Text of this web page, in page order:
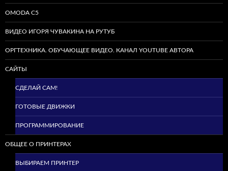
OMODA C5
ВИДЕО ИГОРЯ ЧУВАКИНА НА РУТУБ
ОРГТЕХНИКА. ОБУЧАЮЩЕЕ ВИДЕО. КАНАЛ YOUTUBE АВТОРА
САЙТЫ
СДЕЛАЙ САМ!
ГОТОВЫЕ ДВИЖКИ
ПРОГРАММИРОВАНИЕ
ОБЩЕЕ О ПРИНТЕРАХ
ВЫБИРАЕМ ПРИНТЕР